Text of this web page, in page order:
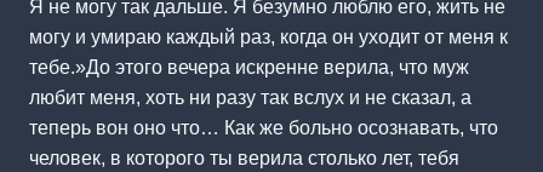
Я не могу так дальше. Я безумно люблю его, жить не
могу и умираю каждый раз, когда он уходит от меня к
тебе.»До этого вечера искренне верила, что муж
любит меня, хоть ни разу так вслух и не сказал, а
теперь вон оно что… Как же больно осознавать, что
человек, в которого ты верила столько лет, тебя